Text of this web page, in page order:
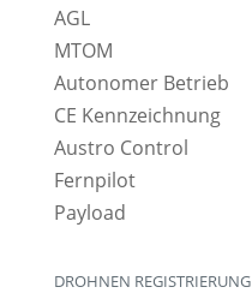
AGL
MTOM
Autonomer Betrieb
CE Kennzeichnung
Austro Control
Fernpilot
Payload
DROHNEN REGISTRIERUNG